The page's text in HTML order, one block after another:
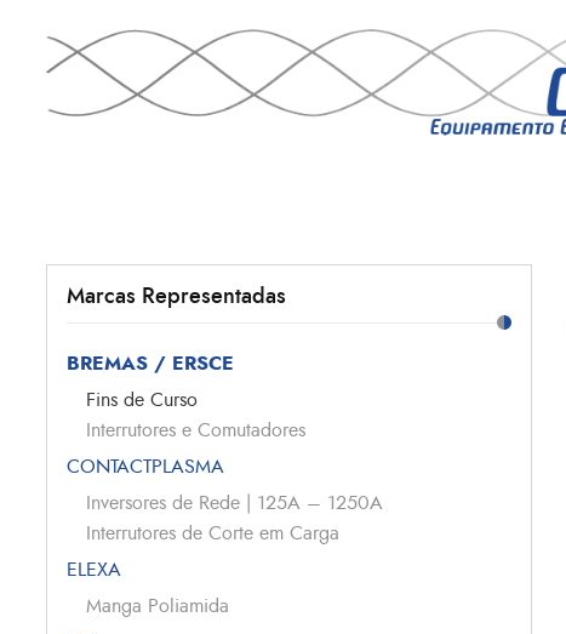
Marcas Representadas
BREMAS / ERSCE
Fins de Curso
Interrutores e Comutadores
CONTACTPLASMA
Inversores de Rede | 125A – 1250A
Interrutores de Corte em Carga
ELEXA
Manga Poliamida